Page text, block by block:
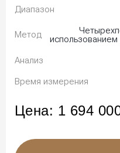
Диапазон
Метод
использованием
Анализ
Время измерения
Цена: 1 694